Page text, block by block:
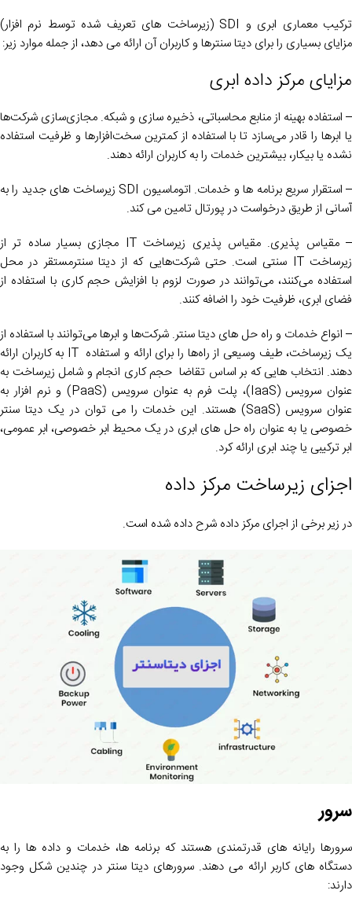
ترکیب معماری ابری و SDI (زیرساخت های تعریف شده توسط نرم افزار)
مزایای بسیاری را برای دیتا سنترها و کاربران آن ارائه می دهد، از جمله موارد زیر:
مزایای مرکز داده ابری
– استفاده بهینه از منابع محاسباتی، ذخیره سازی و شبکه. مجازی‌سازی شرکت‌ها
یا ابرها را قادر می‌سازد تا با استفاده از کمترین سخت‌افزارها و ظرفیت استفاده
نشده یا بیکار، بیشترین خدمات را به کاربران ارائه دهند.
– استقرار سریع برنامه ها و خدمات. اتوماسیون SDI زیرساخت های جدید را به
آسانی از طریق درخواست در پورتال تامین می کند.
– مقیاس پذیری. مقیاس پذیری زیرساخت IT مجازی بسیار ساده تر از
زیرساخت IT سنتی است. حتی شرکت‌هایی که از دیتا سنترمستقر در محل
استفاده می‌کنند، می‌توانند در صورت لزوم با افزایش حجم کاری با استفاده از
فضای ابری، ظرفیت خود را اضافه کنند.
– انواع خدمات و راه حل های دیتا سنتر. شرکت‌ها و ابرها می‌توانند با استفاده از
یک زیرساخت، طیف وسیعی از راه‌ها را برای ارائه و استفاده IT به کاربران ارائه
دهند. انتخاب هایی که بر اساس تقاضا حجم کاری انجام و شامل زیرساخت به
عنوان سرویس (IaaS)، پلت فرم به عنوان سرویس (PaaS) و نرم افزار به
عنوان سرویس (SaaS) هستند. این خدمات را می توان در یک دیتا سنتر
خصوصی یا به عنوان راه حل های ابری در یک محیط ابر خصوصی، ابر عمومی،
ابر ترکیبی یا چند ابری ارائه کرد.
اجزای زیرساخت مرکز داده
در زیر برخی از اجرای مرکز داده شرح داده شده است.
سرور
سرورها رایانه های قدرتمندی هستند که برنامه ها، خدمات و داده ها را به
دستگاه های کاربر ارائه می دهند. سرورهای دیتا سنتر در چندین شکل وجود
دارند: